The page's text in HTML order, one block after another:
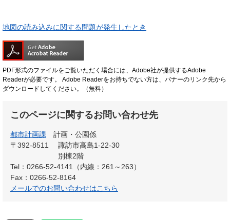
地図の読み込みに関する問題が発生したとき
PDF形式のファイルをご覧いただく場合には、Adobe社が提供するAdobe
Readerが必要です。
Adobe Readerをお持ちでない方は、バナーのリンク先から
ダウンロードしてください。（無料）
このページに関するお問い合わせ先
都市計画課
計画・公園係
〒392-8511
諏訪市高島1-22-30
別棟2階
Tel：0266-52-4141（内線：261～263）
Fax：0266-52-8164
メールでのお問い合わせはこちら